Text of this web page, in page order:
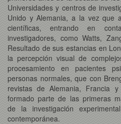
Universidades y centros de
Unido y Alemania, a la vez que
científicas, entrando en
investigadores, como Watts,
Resultado de sus estancias en
la percepción visual de
procesamiento en pacientes
personas normales, que con
revistas de Alemania, Francia
formado parte de las primeras
de la investigación
contemporánea.